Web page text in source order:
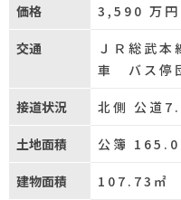
価格 3,590 万円
交通
ＪＲ総武
車 バス停
接道状況 北側 公道
土地面積 公簿
建物面積 107.73㎡